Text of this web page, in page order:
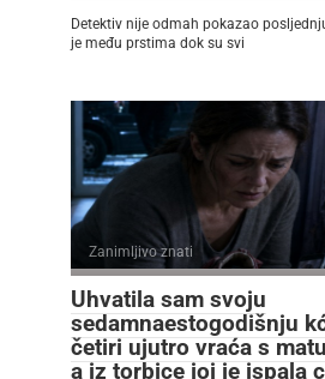
Detektiv nije odmah pokazao
je među prstima dok su svi
Zanimljivo znati
Uhvatila sam svoju
sedamnaestogodišnju
četiri ujutro vraća s
a iz torbice joj je ispala